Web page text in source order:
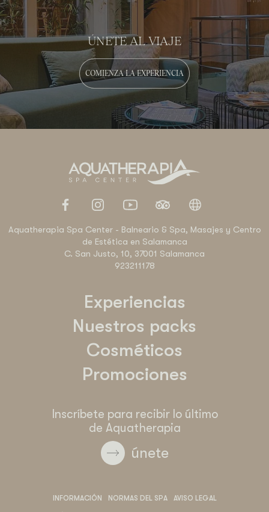
ÚNETE AL VIAJE
COMIENZA LA EXPERIENCIA
Aquatherapia Spa Center - Balneario & Spa, Masajes y Centro
de Estética en Salamanca
C. San Justo, 10, 37001 Salamanca
923211178
Experiencias
Nuestros packs
Cosméticos
Promociones
Inscríbete para recibir lo último
de Aquatherapia
únete
INFORMACIÓN NORMAS DEL SPA AVISO LEGAL